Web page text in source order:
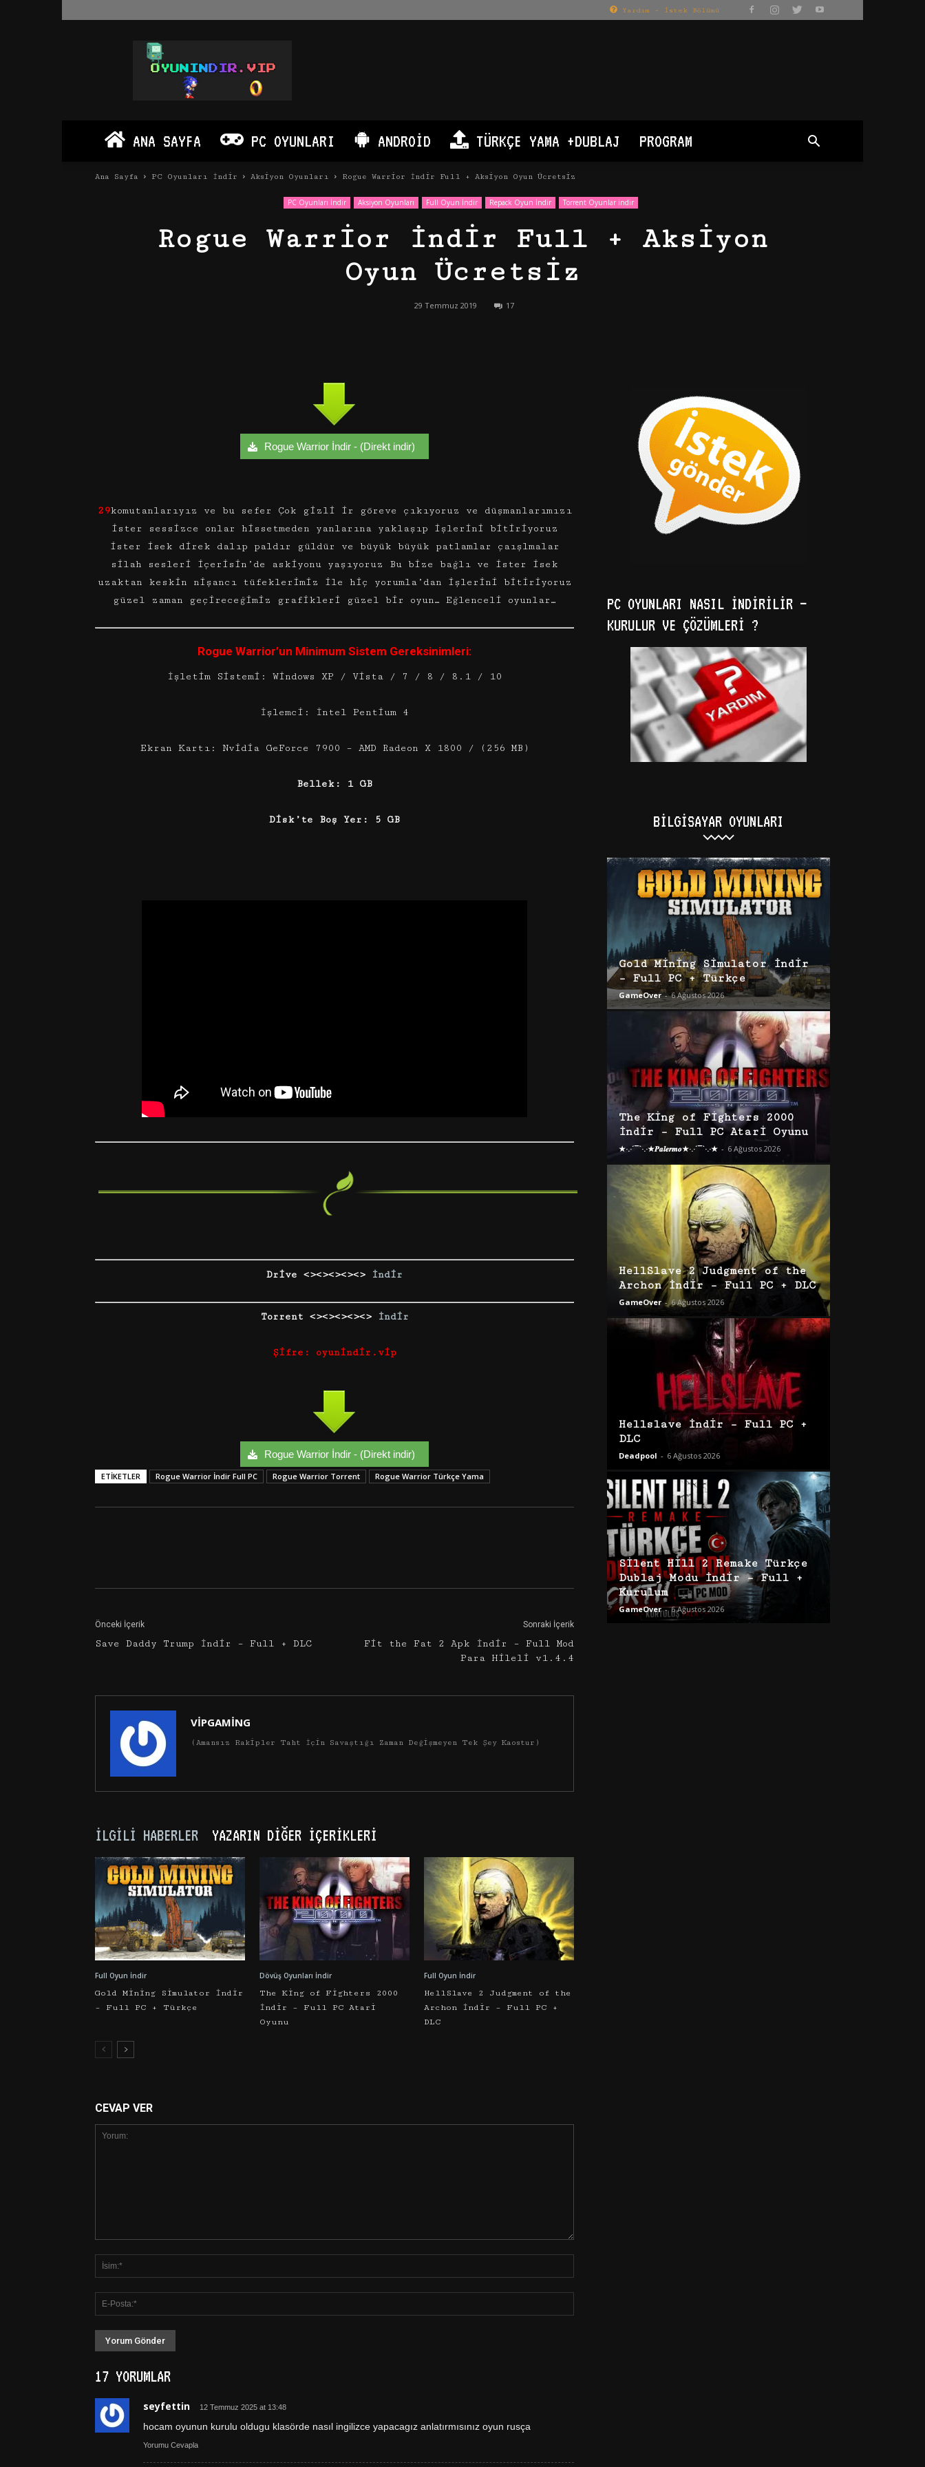
Yardım – İstek Bölümü
Oyun
İndir
PC
Android
ANA SAYFA PC OYUNLARI ANDROID TÜRKÇE YAMA +DUBLAJ PROGRAM
Ana Sayfa PC Oyunları İndir Aksiyon Oyunları Rogue Warrior İndir Full + Aksiyon Oyun Ücretsiz
PC Oyunları İndir Aksiyon Oyunları Full Oyun İndir Repack Oyun İndir Torrent Oyunlar indir
Rogue Warrior İndir Full + Aksiyon
Oyun Ücretsiz
29 Temmuz 2019 17
Rogue Warrior İndir - (Direkt indir)
29komutanlarıyız ve bu sefer Çok gizli ir göreve çıkıyoruz ve düşmanlarımızı
ister sessizce onlar hissetmeden yanlarına yaklaşıp işlerini bitiriyoruz
ister isek direk dalıp paldır güldür ve büyük büyük patlamlar çaışlmalar
silah sesleri içerisin’de askiyonu yaşıyoruz Bu bize bağlı ve ister isek
uzaktan keskin nişancı tüfeklerimiz ile hiç yorumla’dan işlerini bitiriyoruz
güzel zaman geçireceğimiz grafikleri güzel bir oyun… Eğlenceli oyunlar…
Rogue Warrior’un Minimum Sistem Gereksinimleri:
İşletim Sistemi: Windows XP / Vista / 7 / 8 / 8.1 / 10
İşlemci: İntel Pentium 4
Ekran Kartı: Nvidia GeForce 7900 – AMD Radeon X 1800 / (256 MB)
Bellek: 1 GB
Disk’te Boş Yer: 5 GB
Drive <><><><><> İndir
Torrent <><><><><>İndir
Şifre: oyunindir.vip
Rogue Warrior İndir - (Direkt indir)
ETIKETLER Rogue Warrior İndir Full PC Rogue Warrior Torrent Rogue Warrior Türkçe Yama
Önceki İçerik
Save Daddy Trump İndir – Full + DLC
Sonraki İçerik
Fit the Fat 2 Apk İndir – Full Mod
Para Hileli v1.4.4
VİPGAMİNG
(Amansız Rakipler Taht İçin Savaştığı Zaman Değişmeyen Tek Şey Kaostur)
İLGILI HABERLER YAZARIN DIĞER İÇERIKLERI
Full Oyun İndir
Gold Mining Simulator İndir
– Full PC + Türkçe
Dövüş Oyunları İndir
The King of Fighters 2000
İndir – Full PC Atari
Oyunu
Full Oyun İndir
HellSlave 2 Judgment of the
Archon İndir – Full PC +
DLC
CEVAP VER
17 YORUMLAR
seyfettin 12 Temmuz 2025 at 13:48
hocam oyunun kurulu oldugu klasörde nasıl ingilizce yapacagız anlatırmısınız oyun rusça
Yorumu Cevapla
PC OYUNLARI NASIL İNDIRILIR –
KURULUR VE ÇÖZÜMLERI ?
BILGISAYAR OYUNLARI
Gold Mining Simulator İndir
– Full PC + Türkçe
GameOver - 6 Ağustos 2026
The King of Fighters 2000
İndir – Full PC Atari Oyunu
★·.·´¯`·.·★𝑷𝒂𝒍𝒆𝒓𝒎𝒐★·.·´¯`·.·★ - 6 Ağustos 2026
HellSlave 2 Judgment of the
Archon İndir – Full PC + DLC
GameOver - 6 Ağustos 2026
Hellslave İndir – Full PC +
DLC
Deadpool - 6 Ağustos 2026
Silent Hill 2 Remake Türkçe
Dublaj Modu İndir – Full +
Kurulum
GameOver - 6 Ağustos 2026